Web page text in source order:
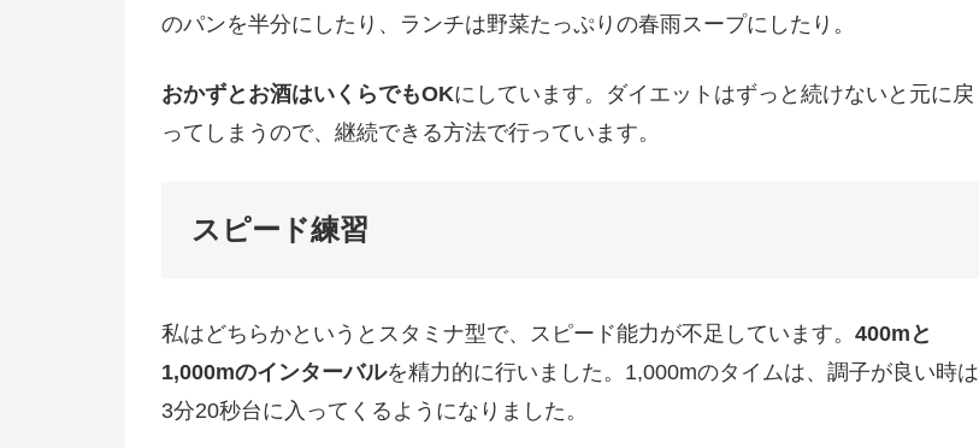
のパンを半分にしたり、ランチは野菜たっぷりの春雨スープにしたり。
おかずとお酒はいくらでもOKにしています。ダイエットはずっと続けないと元に戻
ってしまうので、継続できる方法で行っています。
スピード練習
私はどちらかというとスタミナ型で、スピード能力が不足しています。 400mと
1,000mのインターバルを精力的に行いました。1,000mのタイムは、調子が良い時は
3分20秒台に入ってくるようになりました。